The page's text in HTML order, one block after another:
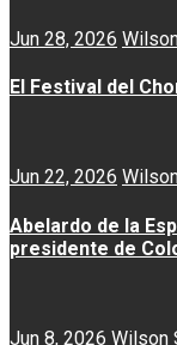
Jun 28, 2026
El Festival del
Jun 22, 2026
Abelardo de la
presidente de
Jun 8, 2026 Wilson